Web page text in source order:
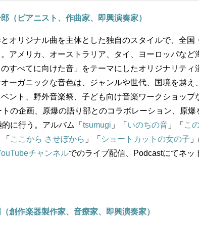
（ピアニスト、作曲家、即興演奏家）
オリジナル曲を主体とした独自のスタイルで、全
アメリカ、オーストラリア、タイ、ヨーロッパな
すべてに向けた音」をテーマにしたオリジナリティ
ーガニックな音色は、ジャンルや世代、国境を越
ント、野外音楽祭、子ども向け音楽ワークショッ
の企画、原爆の語り部とのコラボレーション、原
に行う。アルバム「 tsumugi 」「 いのちの音 」「 こ
「 ここから させぼから 」「 ショートカットの女の子
チャンネルでのライブ配信、Podcastにてネッ
創作楽器製作家、音療家、即興演奏家）